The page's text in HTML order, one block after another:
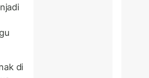
di